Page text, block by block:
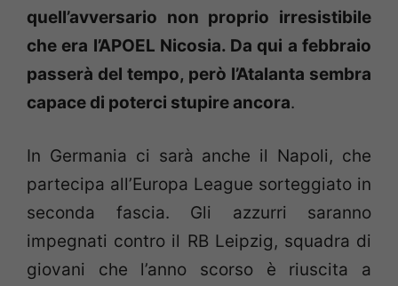
quell’avversario non proprio irresistibile
che era l’APOEL Nicosia. Da qui a febbraio
passerà del tempo, però l’Atalanta sembra
capace di poterci stupire ancora.
In Germania ci sarà anche il Napoli, che
partecipa all’Europa League sorteggiato in
seconda fascia. Gli azzurri saranno
impegnati contro il RB Leipzig, squadra di
giovani che l’anno scorso è riuscita a